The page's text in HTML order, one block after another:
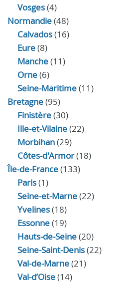
Vosges(4)
Normandie(48)
Calvados(16)
Eure(8)
Manche(11)
Orne(6)
Seine-Maritime(11)
Bretagne(95)
Finistère(30)
Ille-et-Vilaine(22)
Morbihan(29)
Côtes-d'Armor(18)
Île-de-France(133)
Paris(1)
Seine-et-Marne(22)
Yvelines(18)
Essonne(19)
Hauts-de-Seine(20)
Seine-Saint-Denis(22)
Val-de-Marne(21)
Val-d’Oise(14)